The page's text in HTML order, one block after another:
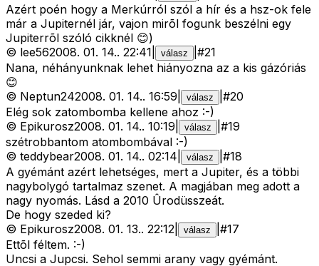
Azért poén hogy a Merkúrról szól a hír és a hsz-ok fele
már a Jupiternél jár, vajon mirõl fogunk beszélni egy
Jupiterrõl szóló cikknél 😊)
© lee562008. 01. 14.. 22:41 válasz #21
Nana, néhányunknak lehet hiányozna az a kis gázóriás
😊
© Neptun242008. 01. 14.. 16:59 válasz #20
Elég sok zatombomba kellene ahoz :-)
© Epikurosz2008. 01. 14.. 10:19 válasz #19
szétrobbantom atombombával :-)
© teddybear2008. 01. 14.. 02:14 válasz #18
A gyémánt azért lehetséges, mert a Jupiter, és a többi
nagybolygó tartalmaz szenet. A magjában meg adott a
nagy nyomás. Lásd a 2010 Ûrodüsszeát.
De hogy szeded ki?
© Epikurosz2008. 01. 13.. 22:12 válasz #17
Ettõl féltem. :-)
Uncsi a Jupcsi. Sehol semmi arany vagy gyémánt.